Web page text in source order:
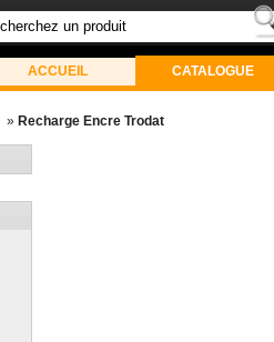
ACCUEIL CATALOGUE
» Recharge Encre Trodat